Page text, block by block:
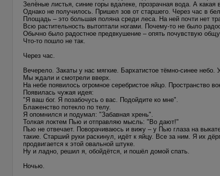
Зелёные листья, синие горы вдалеке, прозрачная вода. А какая
Однако не получилось. Пришел зов от старшего. Через час в
Площадь – это большая поляна среди леса. На ней почти нет
Всю растительность вытоптали ногами. Почему-то не было
Обычно было радостное предвкушение – опять почувствую
Что-то пошло не так.
Через час.
Вечерело. Закаты у нас мягкие. Бархатистое тёмно-синее небо.
Мы ждали и смотрели вверх.
На небе появилось огромное серебристое яйцо. Пространство
Появилась чужая идея:
"Я ваш бог. Я позабочусь о вас. Подойдите ко мне".
Блаженство потекло по телу.
Я опомнился и подумал: "Забавная хрень".
Толкая локтем Пью и отправляю мысль: "Во дают!"
Пью не отвечает. Поворачиваюсь и вижу – у Пью глаза на
такие. Старший руки раскинул, идёт к яйцу. Все за ним. Я их
продвигается к этой овальной штуке.
Ну и ладно, решил я, обойдётся, и пошёл домой спать.
Ночью.